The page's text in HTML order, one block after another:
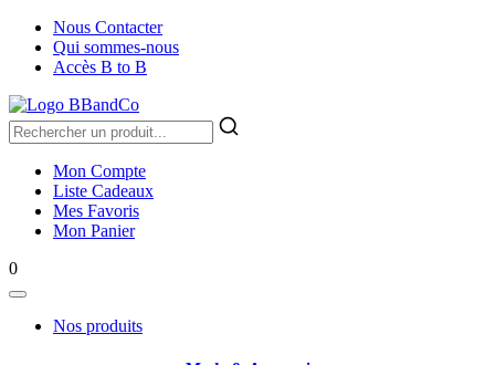
Nous Contacter
Qui sommes-nous
Accès B to B
Mon Compte
Liste Cadeaux
Mes Favoris
Mon Panier
0
Nos produits